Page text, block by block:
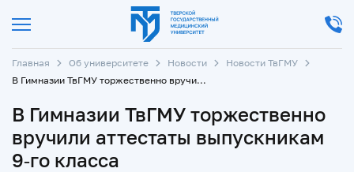
Главная Об университете Новости
Новости ТвГМУ
В Гимназии ТвГМУ торжественно вручили аттестаты выпускникам 9‑го класса
В Гимназии ТвГМУ торжественно
вручили аттестаты выпускникам
9‑го класса